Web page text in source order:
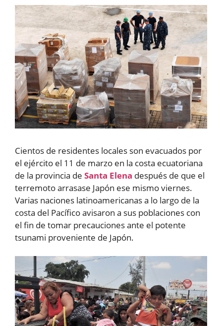
Cientos de residentes locales son evacuados por
el ejército el 11 de marzo en la costa ecuatoriana
de la provincia de Santa Elena después de que el
terremoto arrasase Japón ese mismo viernes.
Varias naciones latinoamericanas a lo largo de la
costa del Pacífico avisaron a sus poblaciones con
el fin de tomar precauciones ante el potente
tsunami proveniente de Japón.